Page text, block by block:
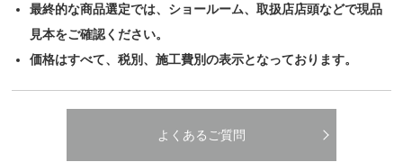
最終的な商品選定では、ショールーム、取扱店店頭などで現品
見本をご確認ください。
価格はすべて、税別、施工費別の表示となっております。
よくあるご質問